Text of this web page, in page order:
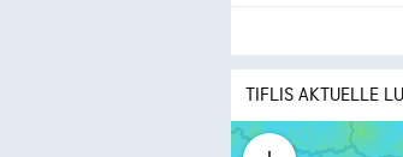
TIFLIS AKTUELLE